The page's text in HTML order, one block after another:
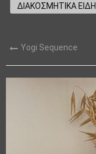
ΔΙΑΚΟΣΜΗΤΙΚΑ ΕΙΔΗ
Yogi Sequence